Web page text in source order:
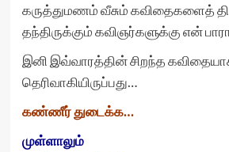
கருத்துமணம் வீசும் கவிதைகளைத்
தந்திருக்கும் கவிஞர்களுக்கு என்
இனி இவ்வாரத்தின் சிறந்த
தெரிவாகியிருப்பது…
கண்ணீர் துடைக்க…
முள்ளாலும்